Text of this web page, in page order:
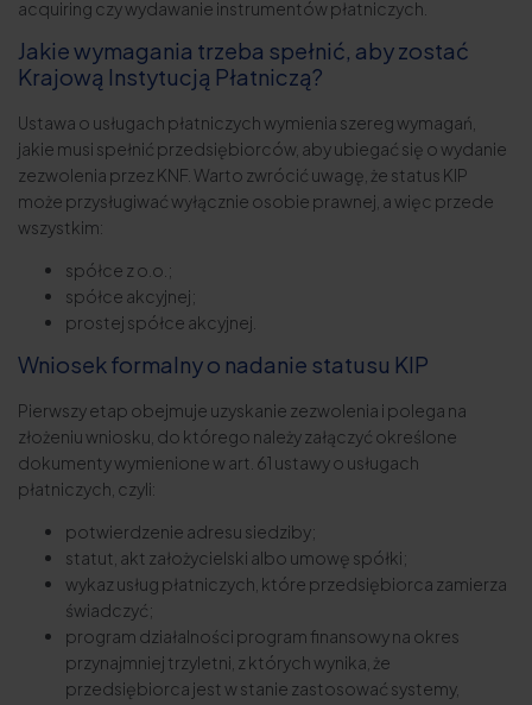
acquiring czy wydawanie instrumentów płatniczych.
Jakie wymagania trzeba spełnić, aby zostać
Krajową Instytucją Płatniczą?
Ustawa o usługach płatniczych wymienia szereg wymagań,
jakie musi spełnić przedsiębiorców, aby ubiegać się o wydanie
zezwolenia przez KNF. Warto zwrócić uwagę, że status KIP
może przysługiwać wyłącznie osobie prawnej, a więc przede
wszystkim:
spółce z o.o.;
spółce akcyjnej;
prostej spółce akcyjnej.
Wniosek formalny o nadanie statusu KIP
Pierwszy etap obejmuje uzyskanie zezwolenia i polega na
złożeniu wniosku, do którego należy załączyć określone
dokumenty wymienione w art. 61 ustawy o usługach
płatniczych, czyli:
potwierdzenie adresu siedziby;
statut, akt założycielski albo umowę spółki;
wykaz usług płatniczych, które przedsiębiorca zamierza
świadczyć;
program działalności program finansowy na okres
przynajmniej trzyletni, z których wynika, że
przedsiębiorca jest w stanie zastosować systemy,